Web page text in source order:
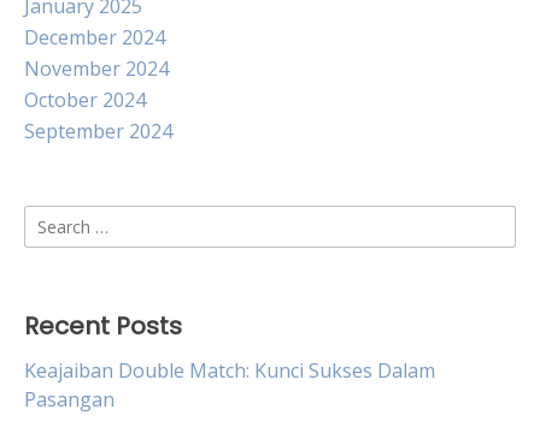
January 2025
December 2024
November 2024
October 2024
September 2024
Search
for:
Recent Posts
Keajaiban Double Match: Kunci Sukses Dalam
Pasangan